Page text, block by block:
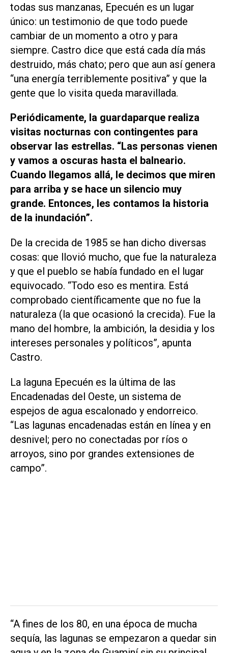
todas sus manzanas, Epecuén es un lugar
único: un testimonio de que todo puede
cambiar de un momento a otro y para
siempre. Castro dice que está cada día más
destruido, más chato; pero que aun así genera
“una energía terriblemente positiva” y que la
gente que lo visita queda maravillada.
Periódicamente, la guardaparque realiza
visitas nocturnas con contingentes para
observar las estrellas. “Las personas vienen
y vamos a oscuras hasta el balneario.
Cuando llegamos allá, le decimos que miren
para arriba y se hace un silencio muy
grande. Entonces, les contamos la historia
de la inundación”.
De la crecida de 1985 se han dicho diversas
cosas: que llovió mucho, que fue la naturaleza
y que el pueblo se había fundado en el lugar
equivocado. “Todo eso es mentira. Está
comprobado científicamente que no fue la
naturaleza (la que ocasionó la crecida). Fue la
mano del hombre, la ambición, la desidia y los
intereses personales y políticos”, apunta
Castro.
La laguna Epecuén es la última de las
Encadenadas del Oeste, un sistema de
espejos de agua escalonado y endorreico.
“Las lagunas encadenadas están en línea y en
desnivel; pero no conectadas por ríos o
arroyos, sino por grandes extensiones de
campo”.
“A fines de los 80, en una época de mucha
sequía, las lagunas se empezaron a quedar sin